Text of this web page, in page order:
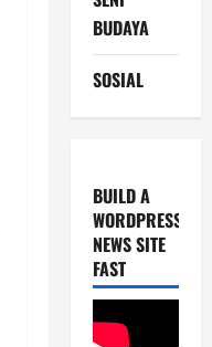
BUDAYA
SOSIAL
BUILD A
WORDPRESS
NEWS SITE
FAST